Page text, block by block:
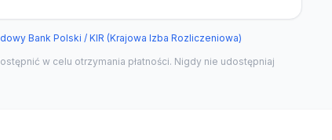
Bank Polski / KIR (Krajowa Izba Rozliczeniowa)
w celu otrzymania płatności. Nigdy nie udostępniaj